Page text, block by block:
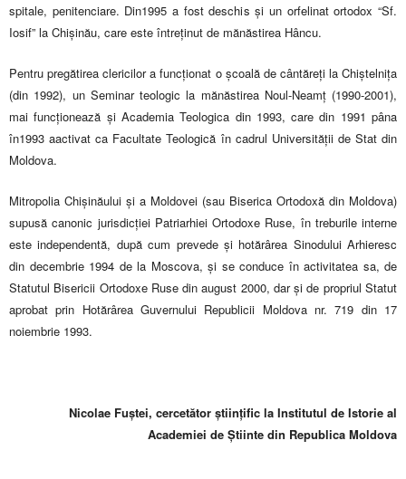
spitale, penitenciare. Din1995 a fost deschis și un orfelinat ortodox “Sf.
Iosif” la Chișinău, care este întreținut de mănăstirea Hâncu.
Pentru pregătirea clericilor a funcționat o școală de cântăreți la Chiștelnița
(din 1992), un Seminar teologic la mănăstirea Noul-Neamț (1990-2001),
mai funcționează și Academia Teologica din 1993, care din 1991 pâna
în1993 aactivat ca Facultate Teologică în cadrul Universității de Stat din
Moldova.
Mitropolia Chișinăului și a Moldovei (sau Biserica Ortodoxă din Moldova)
supusă canonic jurisdicției Patriarhiei Ortodoxe Ruse, în treburile interne
este independentă, după cum prevede și hotărârea Sinodului Arhieresc
din decembrie 1994 de la Moscova, și se conduce în activitatea sa, de
Statutul Bisericii Ortodoxe Ruse din august 2000, dar și de propriul Statut
aprobat prin Hotărârea Guvernului Republicii Moldova nr. 719 din 17
noiembrie 1993.
Nicolae Fuștei, cercetător științific la Institutul de Istorie al
Academiei de Știinte din Republica Moldova